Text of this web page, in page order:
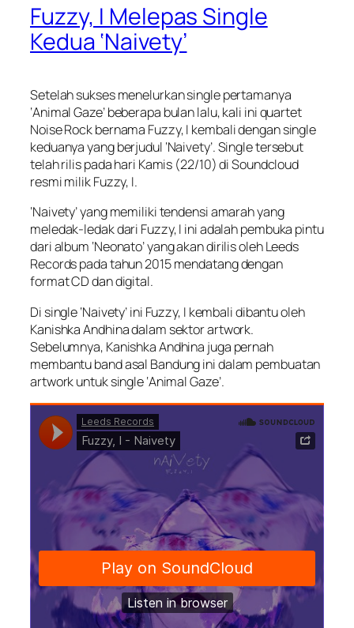
Fuzzy, I Melepas Single
Kedua ‘Naivety’
Setelah sukses menelurkan single pertamanya
‘Animal Gaze’ beberapa bulan lalu, kali ini quartet
Noise Rock bernama Fuzzy, I kembali dengan single
keduanya yang berjudul ‘Naivety’. Single tersebut
telah rilis pada hari Kamis (22/10) di Soundcloud
resmi milik Fuzzy, I.
‘Naivety’ yang memiliki tendensi amarah yang
meledak-ledak dari Fuzzy, I ini adalah pembuka pintu
dari album ‘Neonato’ yang akan dirilis oleh Leeds
Records pada tahun 2015 mendatang dengan
format CD dan digital.
Di single ‘Naivety’ ini Fuzzy, I kembali dibantu oleh
Kanishka Andhina dalam sektor artwork.
Sebelumnya, Kanishka Andhina juga pernah
membantu band asal Bandung ini dalam pembuatan
artwork untuk single ‘Animal Gaze’.